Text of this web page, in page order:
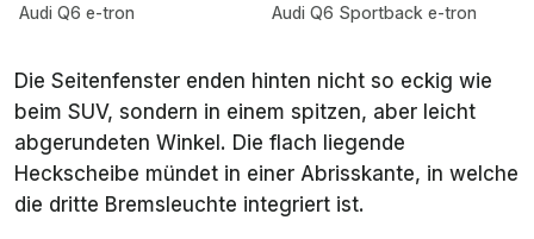
Audi Q6 e-tron Audi Q6 Sportback e-tron
Die Seitenfenster enden hinten nicht so eckig wie
beim SUV, sondern in einem spitzen, aber leicht
abgerundeten Winkel. Die flach liegende
Heckscheibe mündet in einer Abrisskante, in welche
die dritte Bremsleuchte integriert ist.